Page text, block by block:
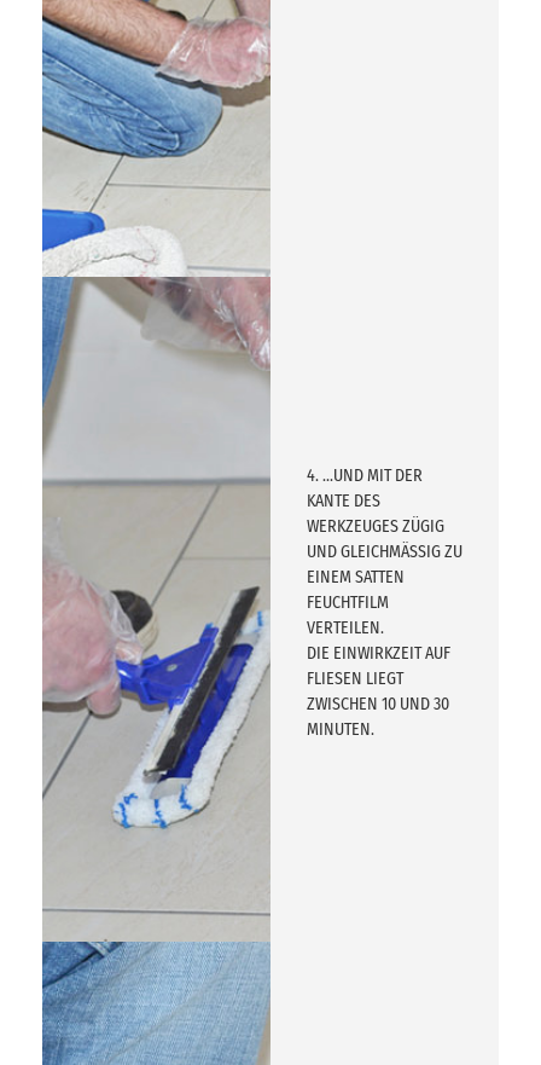
4. ...UND MIT DER
KANTE DES
WERKZEUGES ZÜGIG
UND GLEICHMÄSSIG ZU
EINEM SATTEN
FEUCHTFILM
VERTEILEN.
DIE EINWIRKZEIT AUF
FLIESEN LIEGT
ZWISCHEN 10 UND 30
MINUTEN.